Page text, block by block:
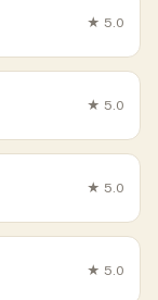
★ 5.0
★ 5.0
★ 5.0
★ 5.0